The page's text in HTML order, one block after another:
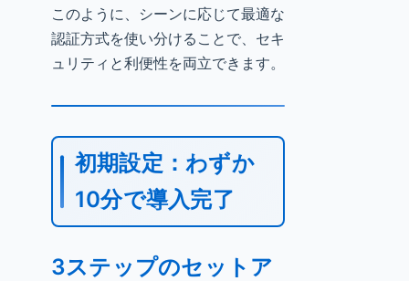
このように、シーンに応じて最適な
認証方式を使い分けることで、セキ
ュリティと利便性を両立できます。
初期設定：わずか
10分で導入完了
3ステップのセットア